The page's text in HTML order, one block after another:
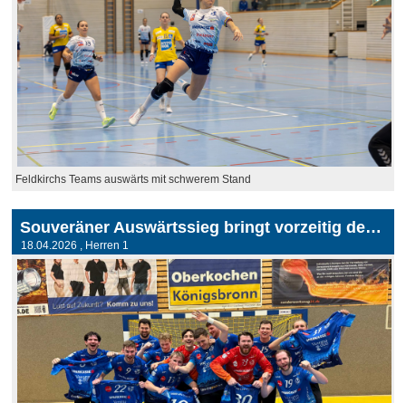
Feldkirchs Teams auswärts mit schwerem Stand
Souveräner Auswärtssieg bringt vorzeitig den Meistertitel
18.04.2026 , Herren 1